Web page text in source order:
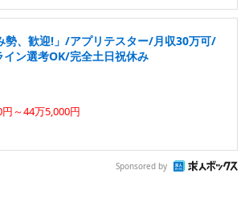
勢、歓迎!」/アプリテスター/月収30万可/
ン選考OK/完全土日祝休み
～44万5,000円
Sponsored by